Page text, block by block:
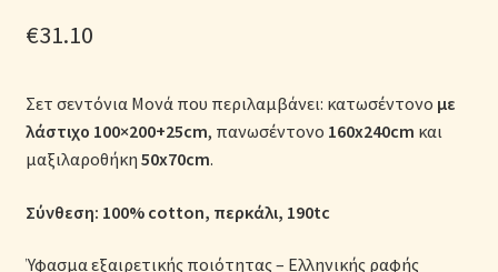
Όροι Χρήσης
Παπλώματα για Ζεστασιά & Άνεση
€31.10
Σετ σεντόνια Μονά που περιλαμβάνει: κατωσέντονο με
λάστιχο 100×200+25cm, πανωσέντονο 160x240cm και
μαξιλαροθήκη 50x70cm.
Σύνθεση: 100% cotton, περκάλι, 190tc
Ύφασμα εξαιρετικής ποιότητας – Ελληνικής ραφής